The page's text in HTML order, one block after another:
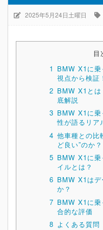
2025年5月24日土曜日
目
1 BMW X1に乗
視点から検証
2 BMW X1とは
底解説
3 BMW X1に乗
性が語るリア
4 他車種との比
ど良い”のか？
5 BMW X1に乗
イルとは？
6 BMW X1はデ
か？
7 BMW X1に乗
合的な評価
8 よくある質問